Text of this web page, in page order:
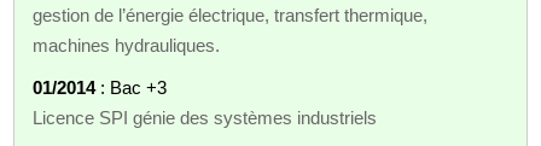
gestion de l’énergie électrique, transfert thermique,
machines hydrauliques.
01/2014: Bac +3
Licence SPI génie des systèmes industriels